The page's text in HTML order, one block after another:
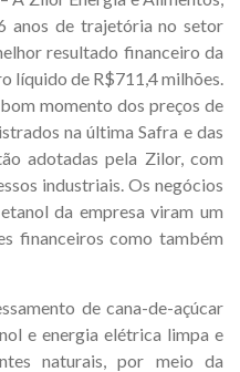
anos de trajetória no setor
resultado financeiro da
líquido de R$711,4 milhões.
momento dos preços de
na última Safra e das
adotadas pela Zilor, com
industriais. Os negócios
da empresa viram um
financeiros como também
de cana-de-açúcar
e energia elétrica limpa e
naturais, por meio da